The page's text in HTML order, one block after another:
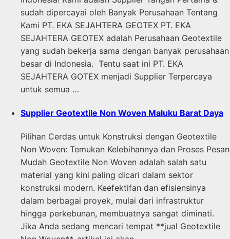
sudah dipercayai oleh Banyak Perusahaan Tentang
Kami PT. EKA SEJAHTERA GEOTEX PT. EKA
SEJAHTERA GEOTEX adalah Perusahaan Geotextile
yang sudah bekerja sama dengan banyak perusahaan
besar di Indonesia. Tentu saat ini PT. EKA
SEJAHTERA GOTEX menjadi Supplier Terpercaya
untuk semua …
Supplier Geotextile Non Woven Maluku Barat Daya
Pilihan Cerdas untuk Konstruksi dengan Geotextile
Non Woven: Temukan Kelebihannya dan Proses Pesan
Mudah Geotextile Non Woven adalah salah satu
material yang kini paling dicari dalam sektor
konstruksi modern. Keefektifan dan efisiensinya
dalam berbagai proyek, mulai dari infrastruktur
hingga perkebunan, membuatnya sangat diminati.
Jika Anda sedang mencari tempat **jual Geotextile